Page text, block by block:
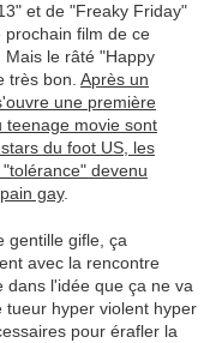
et de "Freaky Friday"
film de ce
le râté "Happy
très bon. Après un
une première
teenage movie sont
du foot US, les
devenu
gay.
gentille gifle, ça
avec la rencontre
dans l'idée que ça ne va
tueur hyper violent hyper
pour érafler la